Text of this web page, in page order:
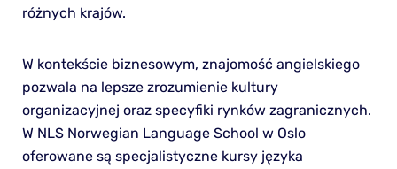
różnych krajów.
W kontekście biznesowym, znajomość angielskiego
pozwala na lepsze zrozumienie kultury
organizacyjnej oraz specyfiki rynków zagranicznych.
W NLS Norwegian Language School w Oslo
oferowane są specjalistyczne kursy języka